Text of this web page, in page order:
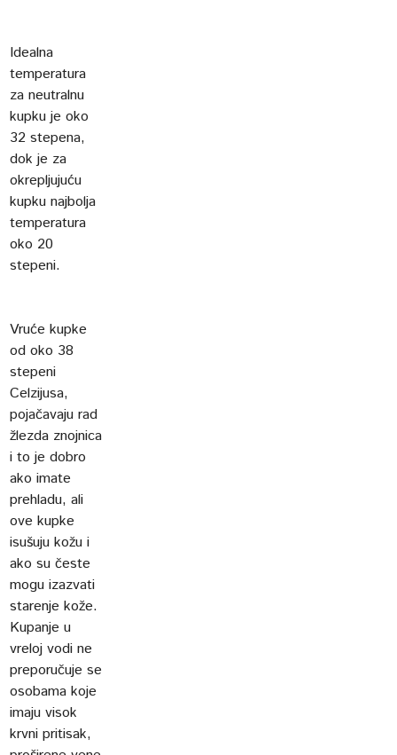
Idealna
temperatura
za neutralnu
kupku je oko
32 stepena,
dok je za
okrepljujuću
kupku najbolja
temperatura
oko 20
stepeni.
Vruće kupke
od oko 38
stepeni
Celzijusa,
pojačavaju rad
žlezda znojnica
i to je dobro
ako imate
prehladu, ali
ove kupke
isušuju kožu i
ako su česte
mogu izazvati
starenje kože.
Kupanje u
vreloj vodi ne
preporučuje se
osobama koje
imaju visok
krvni pritisak,